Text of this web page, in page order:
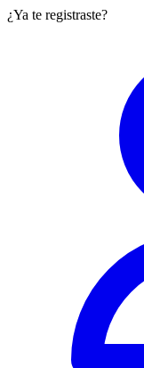
¿Ya te registraste?